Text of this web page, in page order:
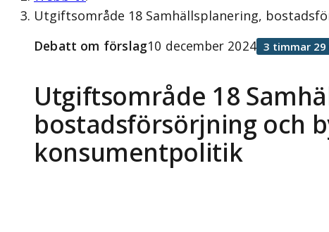
Utgiftsområde 18 Samhällsplanering,
Utgiftsområde 18
bostadsförsörjning och
konsumentpolitik
Debatt om förslag10 december 2024 3 timmar 29